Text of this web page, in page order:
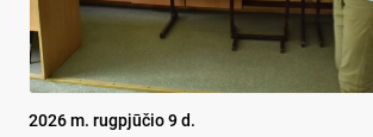
2026 m. rugpjūčio 9 d.